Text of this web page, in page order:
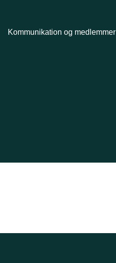
Kommunikation og medlemmer